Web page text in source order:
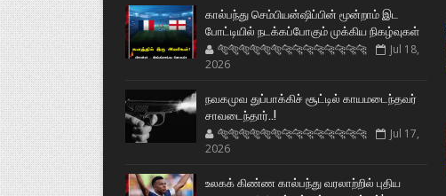
கால்பந்து செம்பியன்ஷிப்பின் மூன்றாம் இட
போட்டியில் நடக்கப்போகும் முக்கிய நிகழ்வுகள்
🐅🐅🐅🐅🐅🐅🐆🐆🐆🐆🐆🐆🐆🐆
Jul 18,
2026
நவகமுவ துப்பாக்கிச் சூட்டில் காயமடைந்தவர்
சாவடைந்தார்..!
🐅🐅🐅🐅🐅🐅🐆🐆🐆🐆🐆🐆🐆🐆
Jul 17,
2026
உலகக் கிண்ண கால்பந்து வரலாற்றில் புதிய